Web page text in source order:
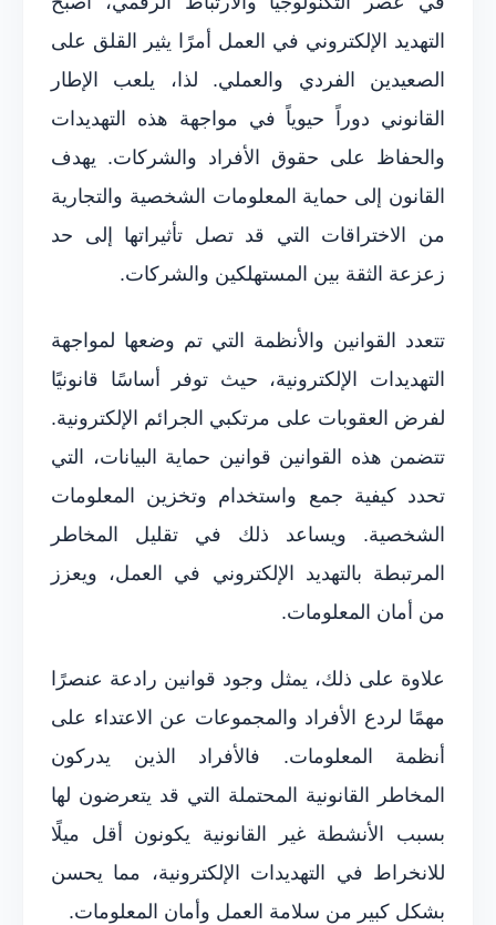
التهديد الإلكتروني في العمل أمرًا يثير القلق على
الصعيدين الفردي والعملي. لذا، يلعب الإطار
القانوني دوراً حيوياً في مواجهة هذه التهديدات
والحفاظ على حقوق الأفراد والشركات. يهدف
القانون إلى حماية المعلومات الشخصية والتجارية
من الاختراقات التي قد تصل تأثيراتها إلى حد
زعزعة الثقة بين المستهلكين والشركات.
تتعدد القوانين والأنظمة التي تم وضعها لمواجهة
التهديدات الإلكترونية، حيث توفر أساسًا قانونيًا
لفرض العقوبات على مرتكبي الجرائم الإلكترونية.
تتضمن هذه القوانين قوانين حماية البيانات، التي
تحدد كيفية جمع واستخدام وتخزين المعلومات
الشخصية. ويساعد ذلك في تقليل المخاطر
المرتبطة بالتهديد الإلكتروني في العمل، ويعزز
من أمان المعلومات.
علاوة على ذلك، يمثل وجود قوانين رادعة عنصرًا
مهمًا لردع الأفراد والمجموعات عن الاعتداء على
أنظمة المعلومات. فالأفراد الذين يدركون
المخاطر القانونية المحتملة التي قد يتعرضون لها
بسبب الأنشطة غير القانونية يكونون أقل ميلًا
للانخراط في التهديدات الإلكترونية، مما يحسن
بشكل كبير من سلامة العمل وأمان المعلومات.